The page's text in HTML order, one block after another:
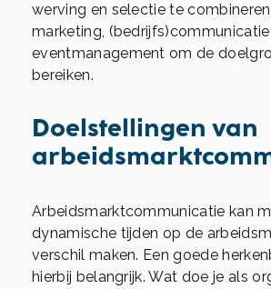
werving en selectie te
marketing, (bedrijfs)communicatie
eventmanagement om de
bereiken.
Doelstellingen van
Arbeidsmarktcommunicatie kan
dynamische tijden op de
verschil maken. Een goede
hierbij belangrijk. Wat doe je als